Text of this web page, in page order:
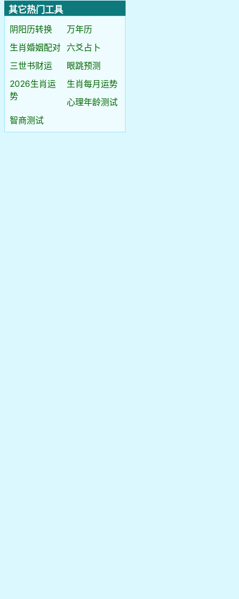
其它热门工具
阴阳历转换
万年历
生肖婚姻配对 六爻占卜
三世书财运
眼跳预测
2026生肖运
势
生肖每月运势
心理年龄测试
智商测试